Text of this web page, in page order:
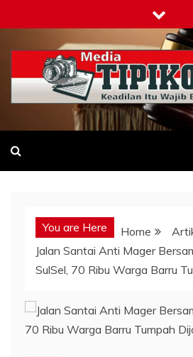
to
content
Tipikor-ri-online.my.id
Keadilan Itu Wajib Bersih
You are Here Home
Jalan Santai Anti Mager
SulSel, 70 Ribu Warga Barru